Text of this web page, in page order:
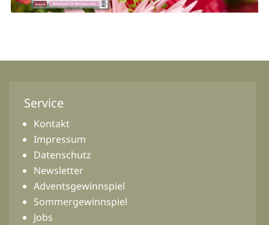
Service
Kontakt
Impressum
Datenschutz
Newsletter
Adventsgewinnspiel
Sommergewinnspiel
Jobs